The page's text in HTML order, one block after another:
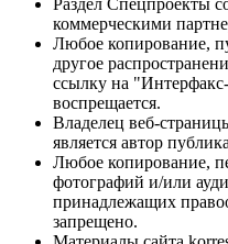
коммерческими
Любое копирование,
другое
ссылку на
воспрещается.
Владелец веб-
является автор
Любое копирование,
фотографий и/или
принадлежащих
запрещено.